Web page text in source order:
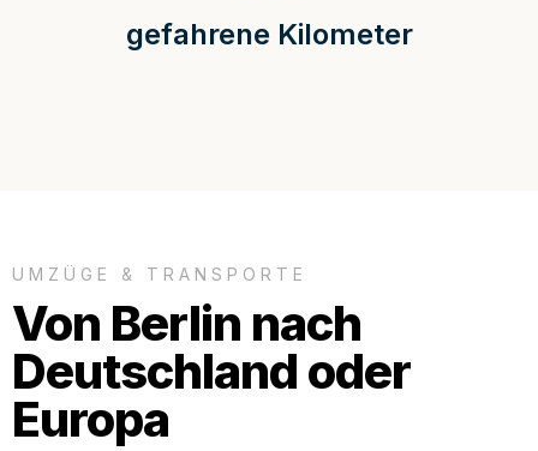
gefahrene Kilometer
UMZÜGE & TRANSPORTE
Von Berlin nach
Deutschland oder
Europa